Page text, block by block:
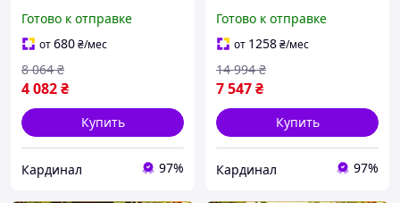
огнестрельного оружия и
патронов защищенный з
TOP100
Готово к отправке
от680₴/мес
4 082₴
8 064 ₴
Купить
Кардинал 97%
огнестрельного оружия
черный замок
сувальдного TOP100
Готово к отправке
от 1258₴/мес
7 547₴
14 994 ₴
Купить
Кардинал 97%